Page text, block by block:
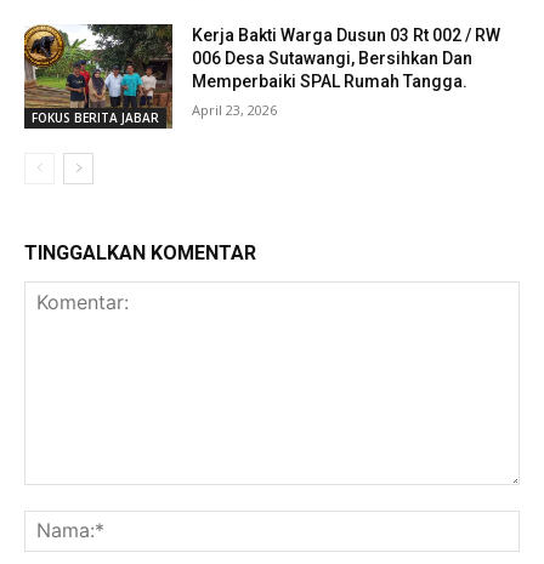
FOKUS BERITA JABAR
Kerja Bakti Warga Dusun 03 Rt 002 / RW
006 Desa Sutawangi, Bersihkan Dan
Memperbaiki SPAL Rumah Tangga.
April 23, 2026
TINGGALKAN KOMENTAR